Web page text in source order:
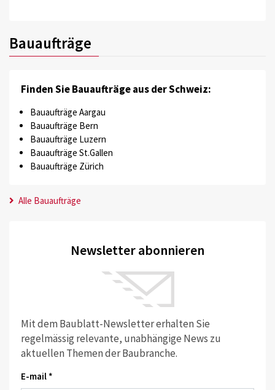
Bauaufträge
Finden Sie Bauaufträge aus der Schweiz:
Bauaufträge Aargau
Bauaufträge Bern
Bauaufträge Luzern
Bauaufträge St.Gallen
Bauaufträge Zürich
Alle Bauaufträge
Newsletter abonnieren
Mit dem Baublatt-Newsletter erhalten Sie
regelmässig relevante, unabhängige News zu
aktuellen Themen der Baubranche.
E-mail *